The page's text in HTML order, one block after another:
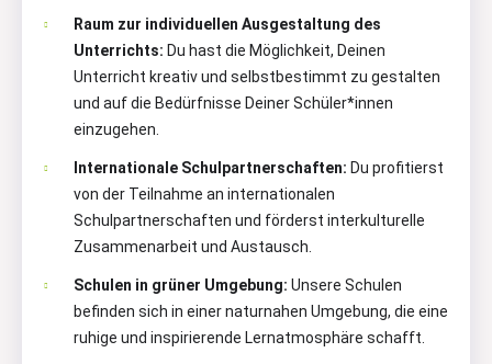
Raum zur individuellen Ausgestaltung des
Unterrichts: Du hast die Möglichkeit, Deinen
Unterricht kreativ und selbstbestimmt zu gestalten
und auf die Bedürfnisse Deiner Schüler*innen
einzugehen.
Internationale Schulpartnerschaften: Du profitierst
von der Teilnahme an internationalen
Schulpartnerschaften und förderst interkulturelle
Zusammenarbeit und Austausch.
Schulen in grüner Umgebung: Unsere Schulen
befinden sich in einer naturnahen Umgebung, die eine
ruhige und inspirierende Lernatmosphäre schafft.